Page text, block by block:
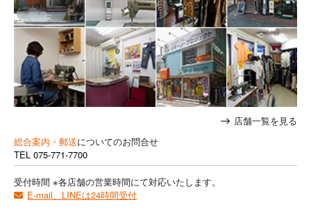
店舗一覧を見る
総合案内・郵送についてのお問合せ
TEL 075-771-7700
受付時間 ※各店舗の営業時間にて対応いたします。
E-mail、LINEは24時間受付